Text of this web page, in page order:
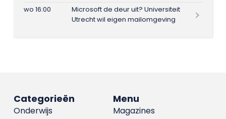
wo 16:00
Microsoft de deur uit? Universiteit
Utrecht wil eigen mailomgeving
Menu
Magazines
Categorieën
Onderwijs